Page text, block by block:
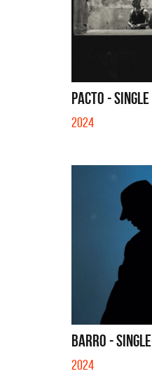
PACTO - SINGLE
2024
BARRO - SINGLE
2024